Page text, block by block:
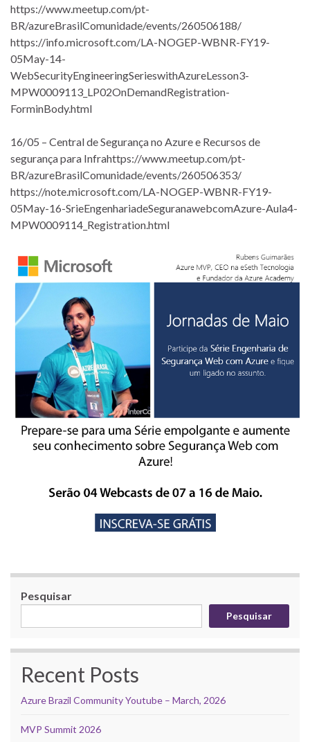
https://www.meetup.com/pt-
BR/azureBrasilComunidade/events/260506188/
https://info.microsoft.com/LA-NOGEP-WBNR-FY19-
05May-14-
WebSecurityEngineeringSerieswithAzureLesson3-
MPW0009113_LP02OnDemandRegistration-
ForminBody.html
16/05 – Central de Segurança no Azure e Recursos de
segurança para Infrahttps://www.meetup.com/pt-
BR/azureBrasilComunidade/events/260506353/
https://note.microsoft.com/LA-NOGEP-WBNR-FY19-
05May-16-SrieEngenhariadeSeguranawebcomAzure-Aula4-
MPW0009114_Registration.html
Pesquisar
Pesquisar
Recent Posts
Azure Brazil Community Youtube – March, 2026
MVP Summit 2026